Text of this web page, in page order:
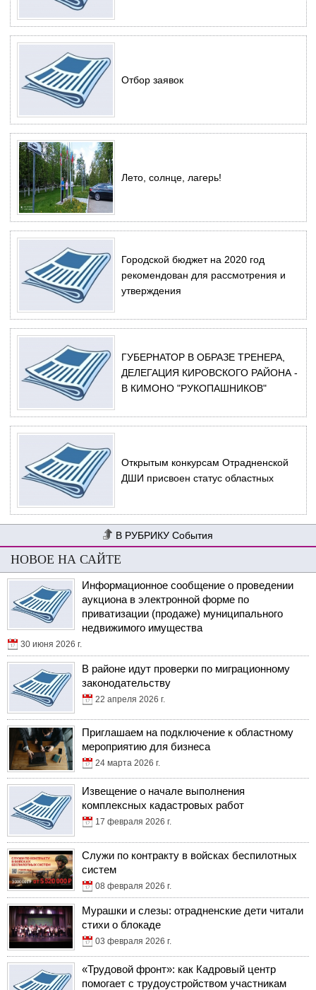
Отбор заявок
Лето, солнце, лагерь!
Городской бюджет на 2020 год
рекомендован для рассмотрения и
утверждения
ГУБЕРНАТОР В ОБРАЗЕ ТРЕНЕРА,
ДЕЛЕГАЦИЯ КИРОВСКОГО РАЙОНА -
В КИМОНО "РУКОПАШНИКОВ"
Открытым конкурсам Отрадненской
ДШИ присвоен статус областных
События
НОВОЕ НА САЙТЕ
Информационное сообщение о проведении
аукциона в электронной форме по
приватизации (продаже) муниципального
недвижимого имущества
30 июня 2026 г.
В районе идут проверки по миграционному
законодательству
22 апреля 2026 г.
Приглашаем на подключение к областному
мероприятию для бизнеса
24 марта 2026 г.
Извещение о начале выполнения
комплексных кадастровых работ
17 февраля 2026 г.
Служи по контракту в войсках беспилотных
систем
08 февраля 2026 г.
Мурашки и слезы: отрадненские дети читали
стихи о блокаде
03 февраля 2026 г.
«Трудовой фронт»: как Кадровый центр
помогает с трудоустройством участникам